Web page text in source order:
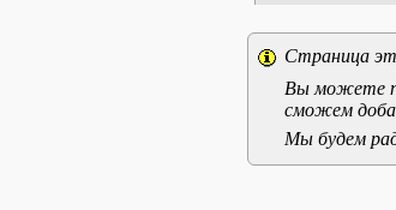
Страница
Вы можете
сможем
Мы будем